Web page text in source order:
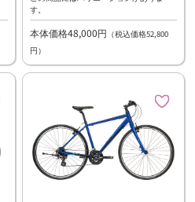
す。
本体価格48,000円 （税込価格52,800
円）